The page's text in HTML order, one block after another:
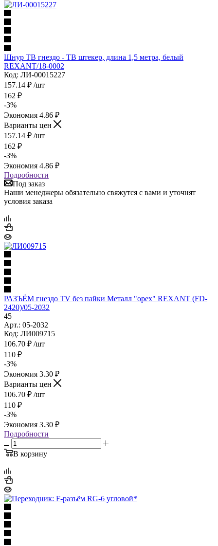
Шнур ТВ гнездо - ТВ штекер, длина 1,5 метра, белый
REXANТ/18-0002
Код: ЛИ-00015227
157.14 ₽ /шт
162 ₽
-3%
Экономия 4.86 ₽
Варианты цен
157.14 ₽ /шт
162 ₽
-3%
Экономия 4.86 ₽
Подробности
Под заказ
Наши менеджеры обязательно свяжутся с вами и уточнят
условия заказа
РАЗЪЁМ гнездо TV без пайки Металл "орех" REXANT (FD-
2420)/05-2032
45
Арт.: 05-2032
Код: ЛИ009715
106.70 ₽ /шт
110 ₽
-3%
Экономия 3.30 ₽
Варианты цен
106.70 ₽ /шт
110 ₽
-3%
Экономия 3.30 ₽
Подробности
В корзину